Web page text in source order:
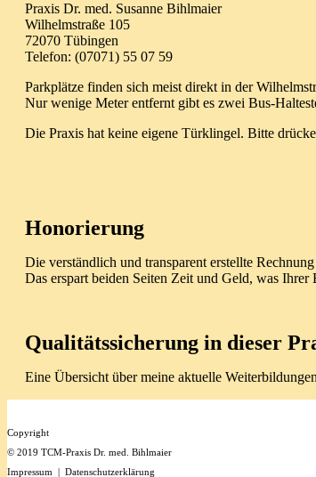
Praxis Dr. med. Susanne Bihlmaier
Wilhelmstraße 105
72070 Tübingen
Telefon: (07071) 55 07 59
Parkplätze finden sich meist direkt in der
Nur wenige Meter entfernt gibt es zwei Bus-
Die Praxis hat keine eigene Türklingel. Bitte
Honorierung
Die verständlich und transparent erstellte
Das erspart beiden Seiten Zeit und Geld, was
Qualitätssicherung in dieser
Eine Übersicht über meine aktuelle
Copyright
© 2019 TCM-Praxis Dr. med. Bihlmaier
Impressum | Datenschutzerklärung